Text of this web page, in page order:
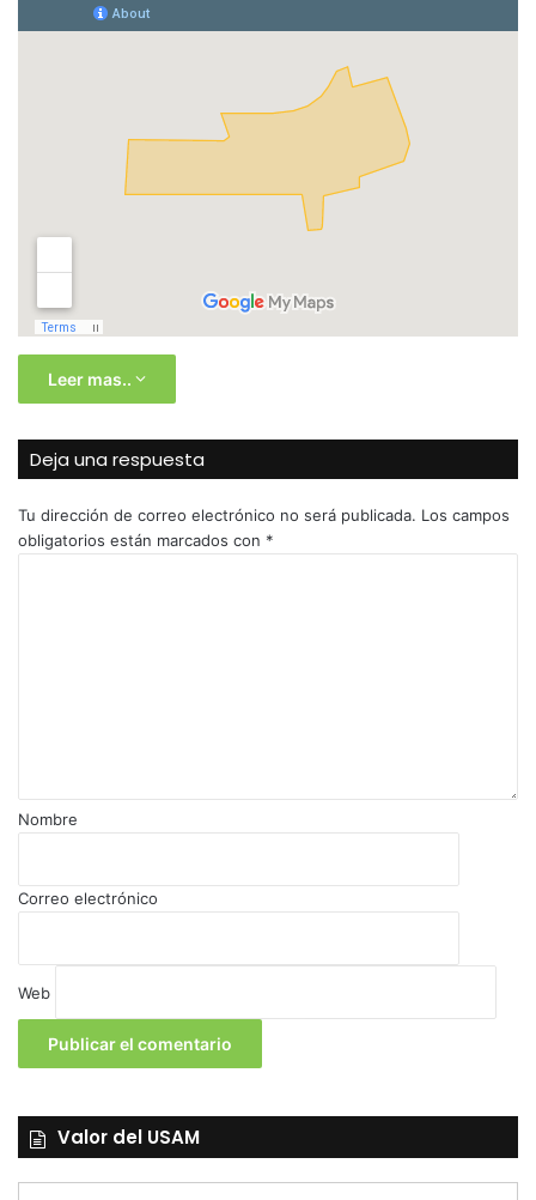
Leer mas..
Deja una respuesta
Tu dirección de correo electrónico no será publicada. Los campos
obligatorios están marcados con *
*
Nombre
Correo electrónico
Web
Valor del USAM